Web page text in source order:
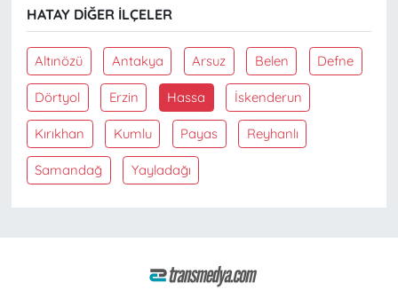
HATAY DIĞER İLÇELER
Altınözü Antakya Arsuz Belen Defne
Dörtyol Erzin Hassa İskenderun
Kırıkhan Kumlu Payas Reyhanlı
Samandağ Yayladağı